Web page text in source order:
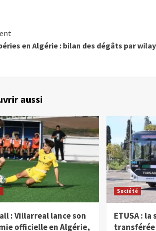
en Algérie : bilan des dégâts par
aussi
: Villarreal lance son
officielle en Algérie,
Société
ETUSA :
transférée